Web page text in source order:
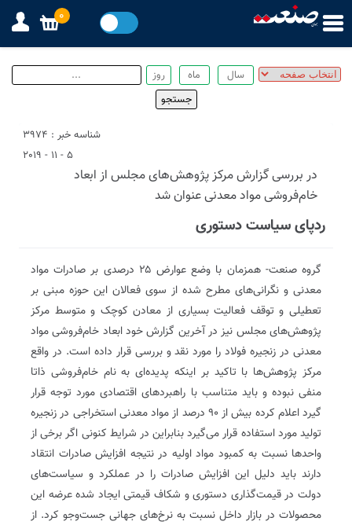
شناسه خبر : 3974
5 - 11 - 2019
در بررسی گزارش مرکز پژوهش‌های مجلس از ابعاد
خام‌فروشی مواد معدنی عنوان شد
رد‌پای سیاست دستوری
گروه صنعت- همزمان با وضع عوارض ۲۵ درصدی بر صادرات مواد
معدنی و نگرانی‌های مطرح شده از سوی فعالان این حوزه مبنی بر
تعطیلی و توقف فعالیت بسیاری از معادن کوچک و متوسط مرکز
پژو‌هش‌های مجلس نیز در آخرین گزارش خود ابعاد خام‌فروشی مواد
معدنی در زنجیره فولاد را مورد نقد و بررسی قرار داده است. در واقع
مرکز پژوهش‌ها با تاکید بر اینکه پدیده‌ای به نام خام‌فروشی ذاتا
منفی نبوده و باید متناسب با راهبردهای اقتصادی مورد توجه قرار
گیرد‌ اعلام کرده بیش از ۹۰ درصد از مواد معدنی استخراجی در زنجیره
تولید مورد استفاده قرار می‌گیرد‌‌ بنابراین در شرایط کنونی اگر برخی از
واحدها نسبت به کمبود مواد اولیه در نتیجه افزایش صادرات انتقاد
دارند‌ باید دلیل این افزایش صادرات را در عملکرد و سیاست‌های
دولت در قیمت‌گذاری دستوری و شکاف قیمتی ایجاد شده عرضه این
محصولات در بازار داخل نسبت به نرخ‌های جهانی جست‌وجو کرد. از
0